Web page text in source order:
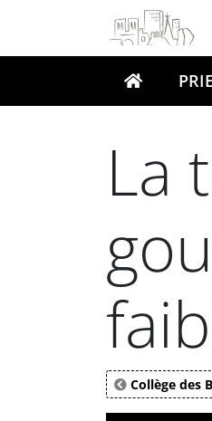
La
Collège des
Panneau de gestion des cookies